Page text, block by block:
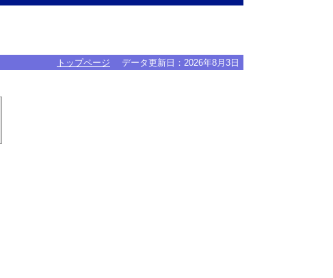
トップページ データ更新日： 2026年8月3日